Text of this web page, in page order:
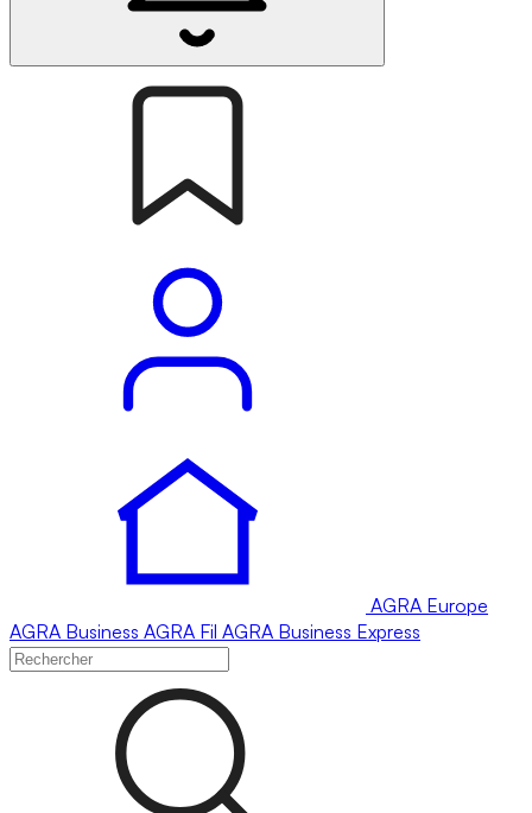
AGRA Europe
AGRA Business AGRA Fil AGRA Business Express